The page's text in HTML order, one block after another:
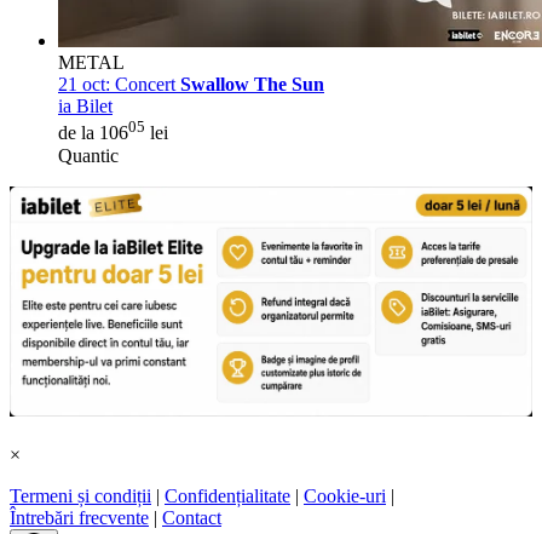
METAL
21 oct: Concert Swallow The Sun
ia Bilet
de la 10605 lei
Quantic
×
Termeni și condiții | Confidențialitate | Cookie-uri |
Întrebări frecvente | Contact